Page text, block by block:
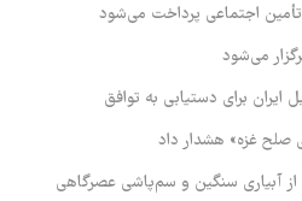
تأمین اجتماعی پرداخت می‌شود
می‌شود
ایران برای دستیابی به توافق
صلح غزه» هشدار داد
آبیاری سنگین و سم‌پاشی عصرگاهی